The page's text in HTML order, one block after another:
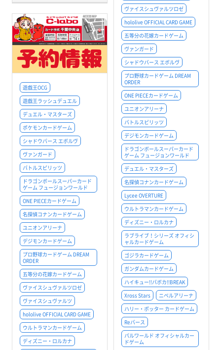
ヴァイスシュヴァルツロゼ
hololive OFFICIAL CARD GAME
五等分の花嫁カードゲーム
ヴァンガード
シャドウバース エボルヴ
プロ野球カードゲーム DREAM
ORDER
ONE PIECEカードゲーム
ユニオンアリーナ
バトルスピリッツ
デジモンカードゲーム
ドラゴンボールスーパーカード
ゲーム フュージョンワールド
デュエル・マスターズ
名探偵コナンカードゲーム
Lycee OVERTURE
ウルトラマンカードゲーム
ディズニー・ロルカナ
ラブライブ！シリーズ オフィシ
ャルカードゲーム
ゴジラカードゲーム
ガンダムカードゲーム
ハイキュー!!バボカ!!BREAK
Xross Stars
ニベルアリーナ
ハリー・ポッター カードゲーム
Reバース
パルワールド オフィシャルカー
ドゲーム
遊戯王OCG
遊戯王ラッシュデュエル
デュエル・マスターズ
ポケモンカードゲーム
シャドウバース エボルヴ
ヴァンガード
バトルスピリッツ
ドラゴンボールスーパーカード
ゲーム フュージョンワールド
ONE PIECEカードゲーム
名探偵コナンカードゲーム
ユニオンアリーナ
デジモンカードゲーム
プロ野球カードゲーム DREAM
ORDER
五等分の花嫁カードゲーム
ヴァイスシュヴァルツロゼ
ヴァイスシュヴァルツ
hololive OFFICIAL CARD GAME
ウルトラマンカードゲーム
ディズニー・ロルカナ